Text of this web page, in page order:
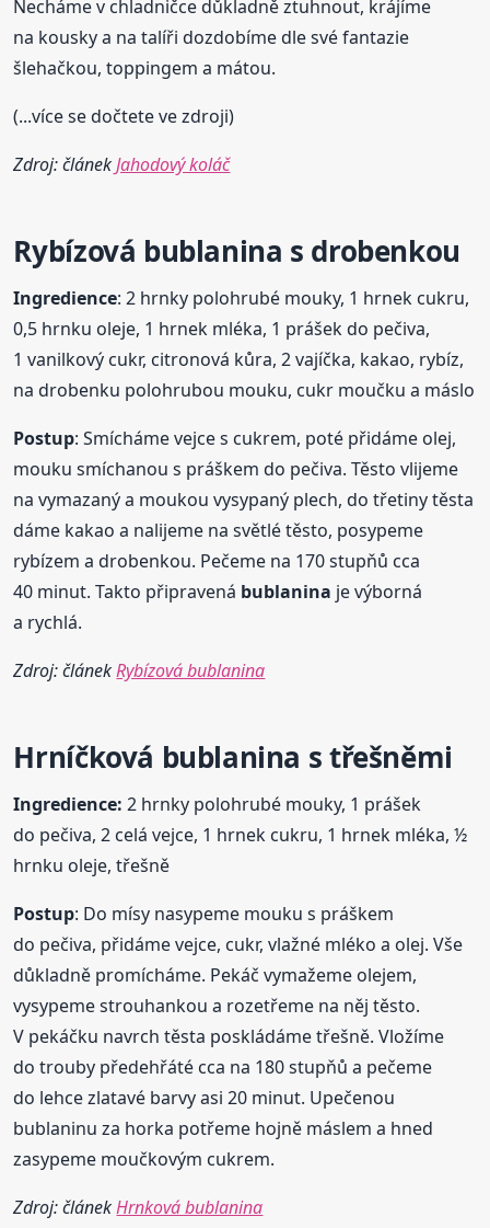
Necháme v chladničce důkladně ztuhnout, krájíme
na kousky a na talíři dozdobíme dle své fantazie
šlehačkou, toppingem a mátou.
(...více se dočtete ve zdroji)
Zdroj: článekJahodový koláč
Rybízová bublanina s drobenkou
Ingredience: 2 hrnky polohrubé mouky, 1 hrnek cukru,
0,5 hrnku oleje, 1 hrnek mléka, 1 prášek do pečiva,
1 vanilkový cukr, citronová kůra, 2 vajíčka, kakao, rybíz,
na drobenku polohrubou mouku, cukr moučku a máslo
Postup: Smícháme vejce s cukrem, poté přidáme olej,
mouku smíchanou s práškem do pečiva. Těsto vlijeme
na vymazaný a moukou vysypaný plech, do třetiny těsta
dáme kakao a nalijeme na světlé těsto, posypeme
rybízem a drobenkou. Pečeme na 170 stupňů cca
40 minut. Takto připravená bublanina je výborná
a rychlá.
Zdroj: článekRybízová bublanina
Hrníčková bublanina s třešněmi
Ingredience: 2 hrnky polohrubé mouky, 1 prášek
do pečiva, 2 celá vejce, 1 hrnek cukru, 1 hrnek mléka, ½
hrnku oleje, třešně
Postup: Do mísy nasypeme mouku s práškem
do pečiva, přidáme vejce, cukr, vlažné mléko a olej. Vše
důkladně promícháme. Pekáč vymažeme olejem,
vysypeme strouhankou a rozetřeme na něj těsto.
V pekáčku navrch těsta poskládáme třešně. Vložíme
do trouby předehřáté cca na 180 stupňů a pečeme
do lehce zlatavé barvy asi 20 minut. Upečenou
bublaninu za horka potřeme hojně máslem a hned
zasypeme moučkovým cukrem.
Zdroj: článekHrnková bublanina